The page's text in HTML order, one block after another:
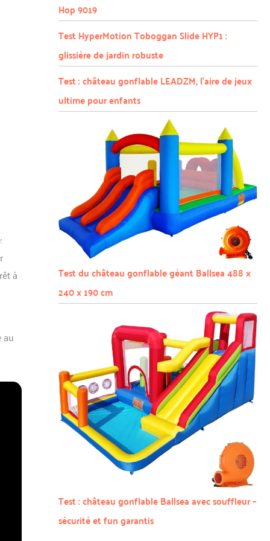
à
au
Hop 9019
Test HyperMotion Toboggan Slide HYP1 :
glissière de jardin robuste
Test : château gonflable LEADZM, l’aire de jeux
ultime pour enfants
Test du château gonflable géant Ballsea 488 x
240 x 190 cm
Test : château gonflable Ballsea avec souffleur –
sécurité et fun garantis